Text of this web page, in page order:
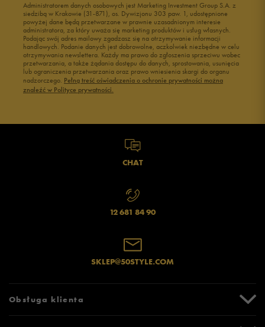
Administratorem danych osobowych jest Marketing Investment Group S.A. z
siedzibą w Krakowie (31-871), os. Dywizjonu 303 paw. 1, udostępnione
powyżej dane będą przetwarzane w prawnie uzasadnionym interesie
administratora, za który uważa się marketing produktów i usług własnych.
Podając swój adres mailowy zgadzasz się na otrzymywanie informacji
handlowych. Podanie danych jest dobrowolne, aczkolwiek niezbędne w celu
otrzymywania newslettera. Każdy ma prawo do zgłoszenia sprzeciwu wobec
przetwarzania, a także żądania dostępu do danych, sprostowania, usunięcia
lub ograniczenia przetwarzania oraz prawo wniesienia skargi do organu
nadzorczego. Pełną treść oświadczenia o ochronie prywatności można
znaleźć w Polityce prywatności.
CHAT
12 681 84 90
SKLEP@50STYLE.COM
Obsługa klienta